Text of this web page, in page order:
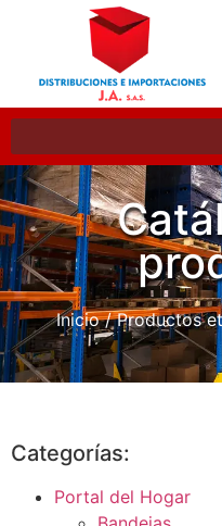
Inicio/ Productos
Categorías:
Portal del Hogar